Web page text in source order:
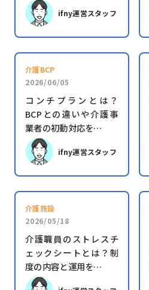
ifny運営スタッフ
介護BCP
2026/06/05
コンチプランとは？
BCPとの違いや介護事
業者の初動対応を…
ifny運営スタッフ
介護施設
2026/05/18
介護職員のストレスチ
ェックシートとは？制
度の内容と運用を…